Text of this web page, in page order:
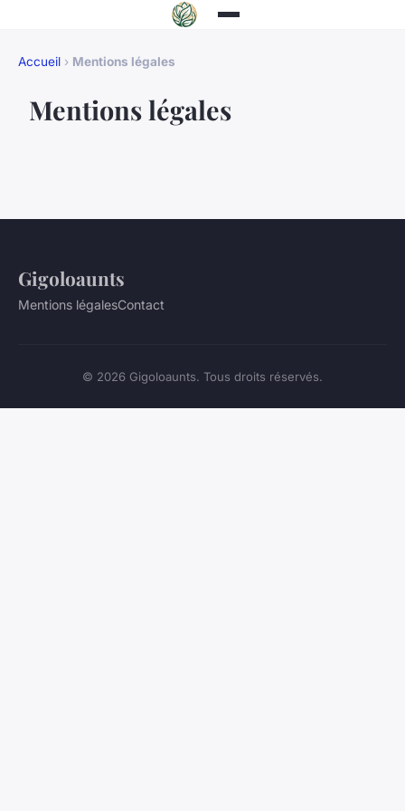
Accueil › Mentions légales
Mentions légales
Gigoloaunts
Mentions légalesContact
© 2026 Gigoloaunts. Tous droits réservés.